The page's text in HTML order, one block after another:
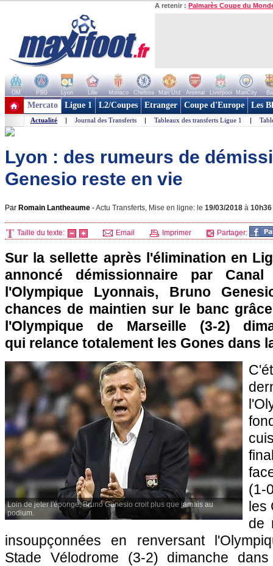
A retenir : Palmarès Coupe du
OM PSG Lyon Lille Monaco Chelsea Man Utd Arsenal Liverpool ManCity
+ de clubs
Mercato Ligue 1 L2/Coupes Etranger Coupe d'Europe Les
Actualité | Journal des Transferts | Tableaux des transferts Ligue 1 |
Lyon : des rumeurs de
Genesio reste en vie
Par Romain Lantheaume -Actu Transferts, Mise en ligne: le 19/03/2018 à 10h36
Taille du texte: Email Imprimer Partager:
Sur la sellette après l'élimination en
annoncé démissionnaire par
l'Olympique Lyonnais, Bruno
chances de maintien sur le banc
l'Olympique de Marseille (3-2)
qui relance totalement les Gones dans
Loin de jeter l'éponge, Bruno Genesio croit plus que jamais au
podium.
(1-
les
de
insoupçonnées en renversant
Stade Vélodrome (3-2) dimanche